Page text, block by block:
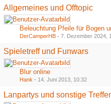
Allgemeines und Offtopic
Beleuchtung Pfeile für Bogen
DerCamperHB - 7. Dezember 2024,
Spieletreff und Funwars
Blur online
Hank - 14. Juni 2013, 10:32
Lanpartys und sonstige